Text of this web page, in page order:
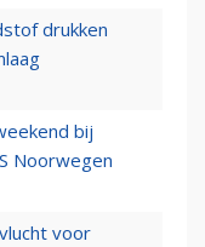
drukken
bij
Noorwegen
voor